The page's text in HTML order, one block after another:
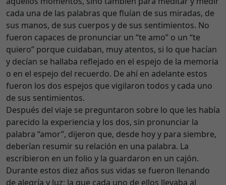
cada una de las palabras que fluían de sus miradas, de
sus manos, de sus cuerpos y de sus sentimientos. No
fueron capaces de pronunciar un “te amo” o un “te
quiero” porque cuidaban, muy atentos, si lo que hacían
y decían se hallaba reflejado en el espejo de la memoria
o en el espejo del recuerdo. De ahí en adelante estos
fueron los dos espejos que vigilaron todos y cada uno
de sus sentimientos.
Después del viaje se preguntaron sobre lo que les había
parecido la experiencia y los dos, sin pronunciar la
palabra “amor”, dijeron que, desde hoy y para siembre,
deberían resumir su relación en una palabra. La
escribieron en un folio y la guardaron en un cajón.
Durante estos diez años sus vidas se fueron llenando
de alegría y luz; la que cada uno de ellos llevaba al